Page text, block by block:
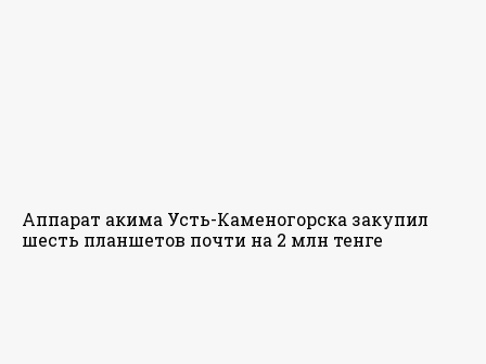
Аппарат акима Усть-Каменогорска закупил
шесть планшетов почти на 2 млн тенге